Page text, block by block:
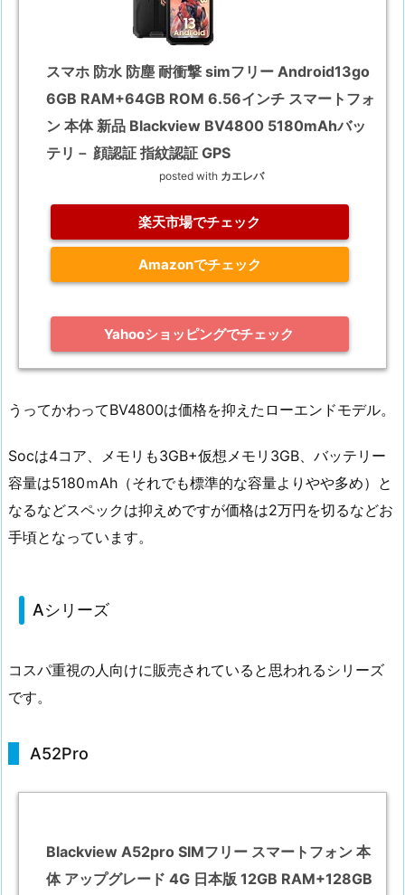
スマホ 防水 防塵 耐衝撃 simフリー Android13go
6GB RAM+64GB ROM 6.56インチ スマートフォ
ン 本体 新品 Blackview BV4800 5180mAhバッ
テリ－ 顔認証 指紋認証 GPS
posted with カエレバ
楽天市場でチェック
Amazonでチェック
Yahooショッピングでチェック
うってかわってBV4800は価格を抑えたローエンドモデル。
Socは4コア、メモリも3GB+仮想メモリ3GB、バッテリー
容量は5180ｍAh（それでも標準的な容量よりやや多め）と
なるなどスペックは抑えめですが価格は2万円を切るなどお
手頃となっています。
Aシリーズ
コスパ重視の人向けに販売されていると思われるシリーズ
です。
A52Pro
Blackview A52pro SIMフリー スマートフォン 本
体 アップグレード 4G 日本版 12GB RAM+128GB